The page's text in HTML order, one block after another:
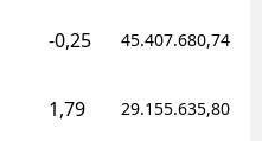
Kırşehir
-0,25 45.407.680,74
1,79 29.155.635,80